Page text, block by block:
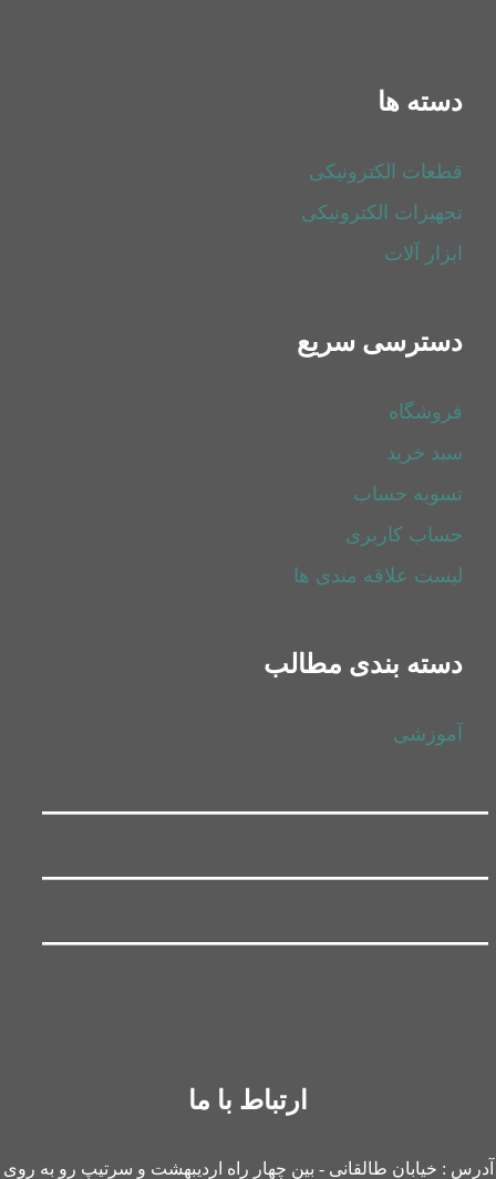
دسته ها
قطعات الکترونیکی
تجهیزات الکترونیکی
ابزار آلات
دسترسی سریع
فروشگاه
سبد خرید
تسویه حساب
حساب کاربری
لیست علاقه مندی ها
دسته بندی مطالب
آموزشی
ارتباط با ما
آدرس : خیابان طالقانی - بین چهار راه اردیبهشت و سرتیپ رو به روی